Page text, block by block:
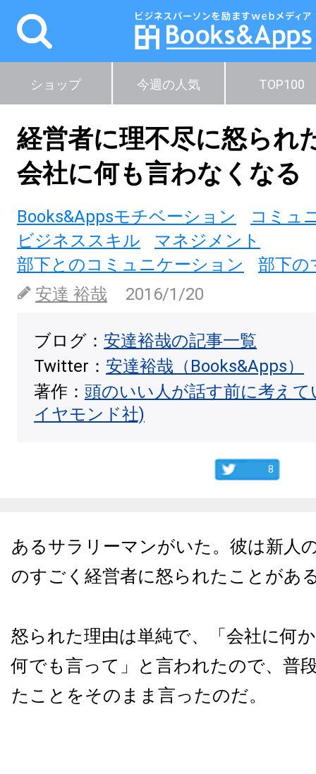
ショップ 今週の人気 TOP100
経営者に理不尽に怒られ
会社に何も言わなくなる
Books&Appsモチベーション
コミュ
ビジネススキル
マネジメント
部下とのコミュニケーション
部下の
安達 裕哉
2016/1/20
ブログ： 安達裕哉の記事一覧
Twitter： 安達裕哉（Books&Apps）
著作： 頭のいい人が話す前に考え
イヤモンド社)
8
あるサラリーマンがいた。彼は新人
のすごく経営者に怒られたことがあ
怒られた理由は単純で、「会社に何
何でも言って」と言われたので、普
たことをそのまま言ったのだ。